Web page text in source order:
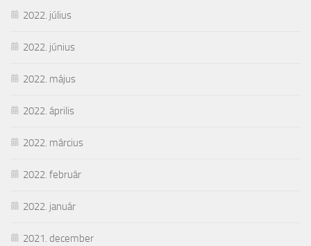
2022. július
2022. június
2022. május
2022. április
2022. március
2022. február
2022. január
2021. december